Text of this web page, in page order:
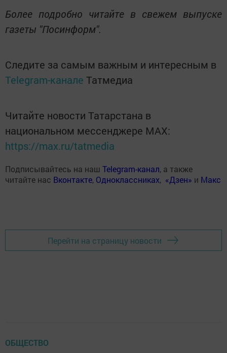
Более подробно читайте в свежем выпуске
газеты "Посинформ".
Следите за самым важным и интересным в
Telegram-канале Татмедиа
Читайте новости Татарстана в
национальном мессенджере MАХ:
https://max.ru/tatmedia
Подписывайтесь на наш Telegram-канал, а также
читайте нас Вконтакте, Одноклассниках, «Дзен» и Макс
Перейти на страницу новости
ОБЩЕСТВО